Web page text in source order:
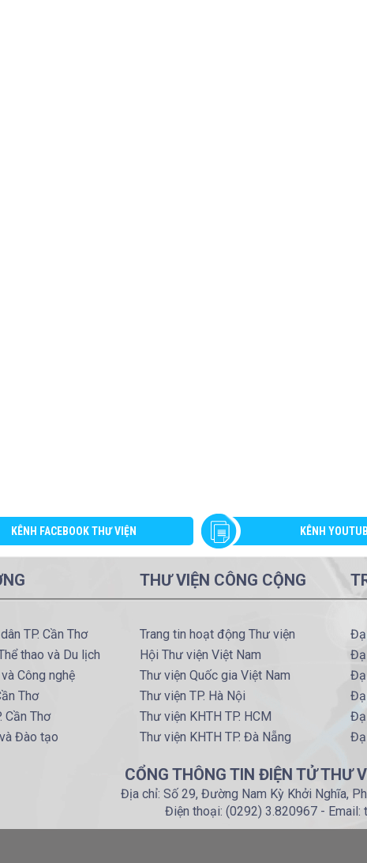
KÊNH FACEBOOK THƯ VIỆN KÊNH
TP. Cần Thơ
thao và Du lịch
Công nghệ
Thơ
Cần Thơ
Đào tạo
THƯ VIỆN CÔNG CỘNG
Trang tin hoạt động Thư viện
Hội Thư viện Việt Nam
Thư viện Quốc gia Việt Nam
Thư viện TP. Hà Nội
Thư viện KHTH TP. HCM
Thư viện KHTH TP. Đà Nẵng
CỔNG THÔNG TIN ĐIỆN TỬ THƯ
Địa chỉ: Số 29, Đường Nam Kỳ Khởi Nghĩa,
Điện thoại: (0292) 3.820967 - Email: